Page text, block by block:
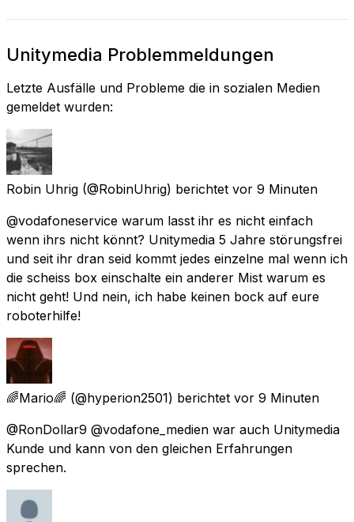
Unitymedia Problemmeldungen
Letzte Ausfälle und Probleme die in sozialen Medien
gemeldet wurden:
Robin Uhrig (@RobinUhrig) berichtet vor 9 Minuten
@vodafoneservice warum lasst ihr es nicht einfach
wenn ihrs nicht könnt? Unitymedia 5 Jahre störungsfrei
und seit ihr dran seid kommt jedes einzelne mal wenn ich
die scheiss box einschalte ein anderer Mist warum es
nicht geht! Und nein, ich habe keinen bock auf eure
roboterhilfe!
🌈Mario🌈 (@hyperion2501) berichtet vor 9 Minuten
@RonDollar9 @vodafone_medien war auch Unitymedia
Kunde und kann von den gleichen Erfahrungen
sprechen.